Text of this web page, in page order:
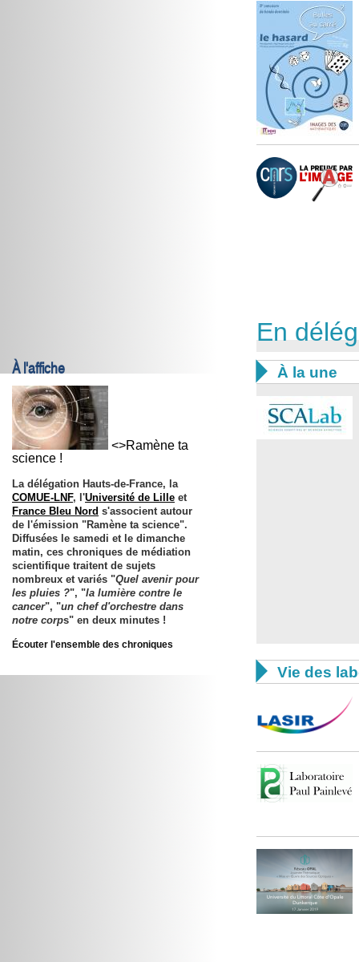
À l'affiche
<>Ramène ta
science !
La délégation Hauts-de-France, la
COMUE-LNF, l'Université de Lille et
France Bleu Nord s'associent autour
de l'émission "Ramène ta science".
Diffusées le samedi et le dimanche
matin, ces chroniques de médiation
scientifique traitent de sujets
nombreux et variés "Quel avenir pour
les pluies ?", "la lumière contre le
cancer", "un chef d'orchestre dans
notre corps" en deux minutes !
Écouter l'ensemble des chroniques
En
 À la une
 Vie des